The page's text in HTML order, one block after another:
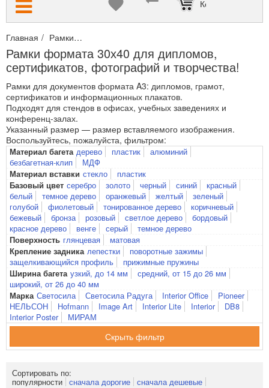
Корзина пуста
Главная Рамки
Рамки формата 30х40 для дипломов,
сертификатов, фотографий и творчества!
Рамки для документов формата A3: дипломов, грамот,
сертификатов и информационных плакатов.
Подходят для стендов в офисах, учебных заведениях и
конференц-залах.
Указанный размер — размер вставляемого изображения.
Воспользуйтесь, пожалуйста, фильтром:
Материал багета дерево пластик
алюминий
безбагетная-клип
МДФ
Материал вставки стекло пластик
Базовый цвет серебро золото черный синий
красный
белый
темное дерево оранжевый желтый
зеленый
голубой
фиолетовый тонированное дерево
коричневый
бежевый
бронза розовый светлое дерево
бордовый
красное дерево
венге серый темное дерево
Поверхность глянцевая матовая
Крепление задника лепестки
поворотные зажимы
защелкивающийся профиль
прижимные пружины
Ширина багета узкий, до 14 мм
средний, от 15 до 26 мм
широкий, от 26 до 40 мм
Марка Светосила Светосила Радуга Interior Office
Pioneer
НЕЛЬСОН
Hofmann Image Art Interior Lite Interior
DB8
Interior Poster
МИРАМ
фильтр
Сортировать по:
популярности сначала дорогие сначала дешевые